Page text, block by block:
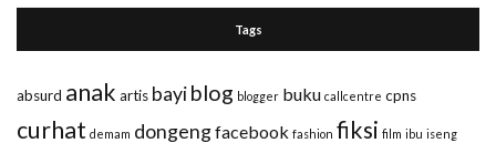
Tags
absurd anak artis bayiblog blogger buku callcentre cpns
curhat demam dongengfacebook fashion fiksi film ibu iseng